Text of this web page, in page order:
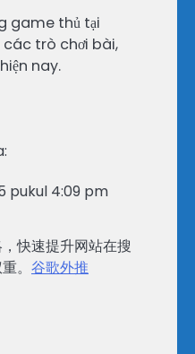
game thủ tại
các trò chơi bài,
nay.
pukul 4:09 pm
快速提升网站在搜
。 谷歌外推